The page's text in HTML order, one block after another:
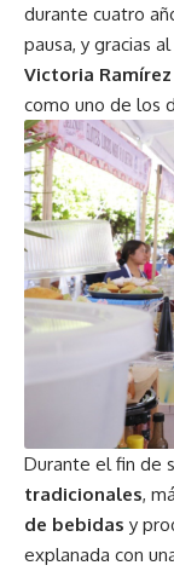
durante cuatro
pausa, y gracias
Victoria
como uno de los
Durante el fin de
tradicionales,
de bebidas y
explanada con